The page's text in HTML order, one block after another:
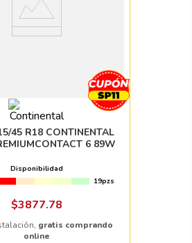
45 R18 CONTINENTAL
6 89W
Disponibilidad
19pzs
$3877.78
gratis comprando
online